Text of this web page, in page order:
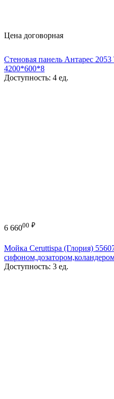
Цена договорная
Стеновая панель Антарес
4200*600*8
Доступность: 4 ед.
6 66000 ₽
Мойка Ceruttispa (Глория)
Доступность: 3 ед.